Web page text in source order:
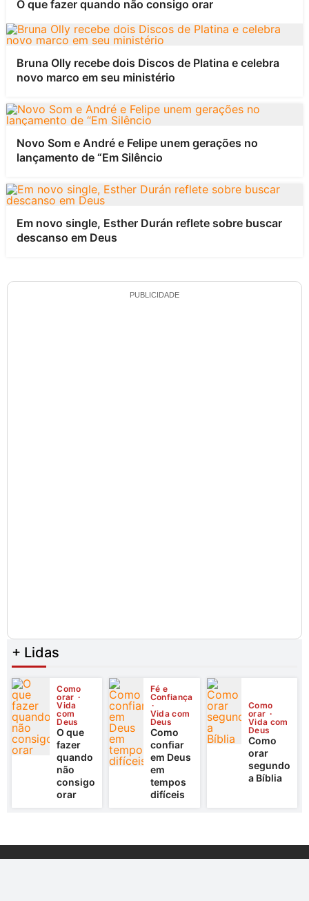
O que fazer quando não consigo orar
Bruna Olly recebe dois Discos de Platina e celebra
novo marco em seu ministério
Novo Som e André e Felipe unem gerações no
lançamento de “Em Silêncio
Em novo single, Esther Durán reflete sobre buscar
descanso em Deus
PUBLICIDADE
+ Lidas
Como
orar
Vida
com
Deus
O que
fazer
quando
não
consigo
orar
Fé e
Confiança
Vida com
Deus
Como
confiar
em Deus
em
tempos
difíceis
Como
orar
Vida com
Deus
Como
orar
segundo
a Bíblia